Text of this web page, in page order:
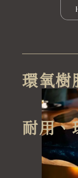
環氧樹
耐用、